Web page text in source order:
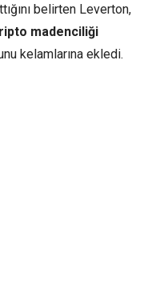
belirten Leverton,
madenciliği
kelamlarına ekledi.